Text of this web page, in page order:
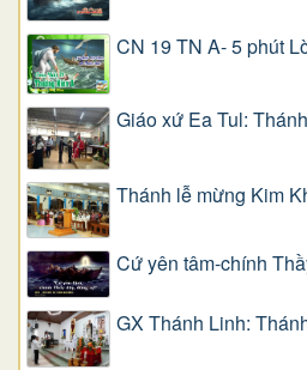
CN 19 TN A- 5 phút
Giáo xứ Ea Tul:
Thánh lễ mừng Kim
Cứ yên tâm-chính
GX Thánh Linh: